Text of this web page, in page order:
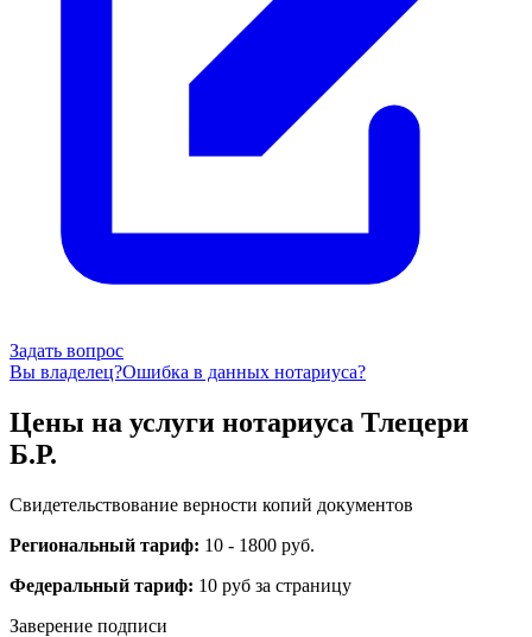
Задать вопрос
Вы владелец?Ошибка в данных нотариуса?
Цены на услуги нотариуса Тлецери
Б.Р.
Свидетельствование верности копий документов
Региональный тариф: 10 - 1800 руб.
Федеральный тариф: 10 руб за страницу
Заверение подписи